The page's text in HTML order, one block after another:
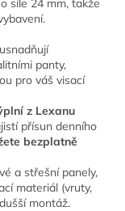
usnadňují
panty,
pro váš visací
z Lexanu
přísun denního
bezplatně
a střešní panely,
materiál (vruty,
montáž.